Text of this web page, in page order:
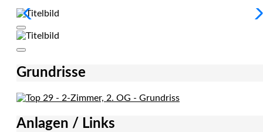
Grundrisse
Anlagen / Links